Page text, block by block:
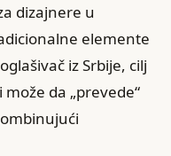
dizajnere u
elemente
iz Srbije, cilj
da „prevede“